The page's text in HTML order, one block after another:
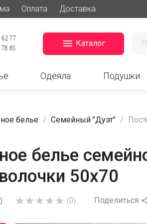
Оплата Доставка
 Каталог
Одеяла Подушки
белье Семейный "Дуэт"
белье
50х70
     (0) Поделиться